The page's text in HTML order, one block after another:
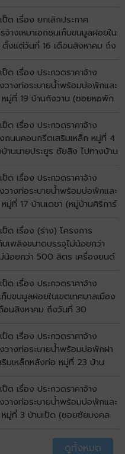
ป็ด เรื่อง ยกเลิกประกาศ
จ้างเหมาเอกชนเก็บขนมูลฝอยใน
ตั้งแต่วันที่ 16 เดือนสิงหาคม ถึง
ป็ด เรื่อง ประกวดราคาจ้าง
วางท่อระบายน้ำพร้อมบ่อพักและ
หมู่ที่ 19 บ้านกังวาน (ซอยหอพัก
วยวิธีประกวดราคา
ป็ด เรื่อง ประกวดราคาจ้าง
ถนนคอนกรีตเสริมเหล็ก หมู่ที่ 4
านนายประยูร ชัยสิง ไปทางบ้าน
กวดราคาอิเล็กทรอนิกส์ (e-
ป็ด เรื่อง ประกวดราคาจ้าง
วางท่อระบายน้ำพร้อมบ่อพักและ
มู่ที่ 17 บ้านเดชา (หมู่บ้านศิริการ์
ทรอนิกส์ (e-bidding)
ป็ด เรื่อง (ร่าง) โครงการ
เพลิงขนาดบรรจุไม่น้อยกว่า
อยกว่า 500 ลิตร เครื่องยนต์
ปกรณ์ในการดับเพลิงครบชุด
ดราคาอิเล็กทรอนิกส์ (e-
ป็ด เรื่อง ประกวดราคาจ้าง
ก็บขนมูลฝอยในเขตเทศบาลเมือง
อนสิงหาคม ถึงวันที่ 30
ป็ด เรื่อง ประกวดราคาจ้าง
วางท่อระบายน้ำพร้อมบ่อพักฝา
มเหล็กหลังท่อ หมู่ที่ 23 บ้าน
ดขอนแก่น ด้วยวิธีประกวดราคา
ป็ด เรื่อง ประกวดราคาจ้าง
วางท่อระบายน้ำพร้อมบ่อพักและ
หมู่ที่ 3 บ้านเป็ด (ซอยชัยมงคล
าคาอิเล็กทรอนิกส์ (e-bidding)
ดูทั้งหมด